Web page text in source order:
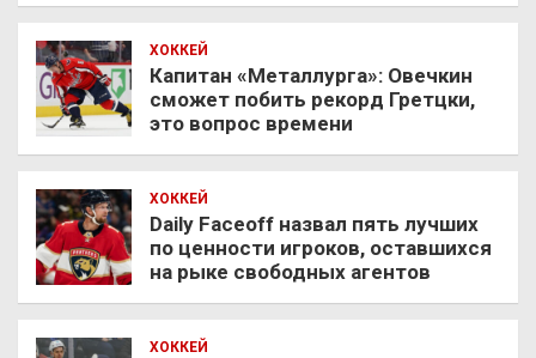
ХОККЕЙ
Капитан «Металлурга»: Овечкин
сможет побить рекорд Гретцки,
это вопрос времени
ХОККЕЙ
Daily Faceoff назвал пять лучших
по ценности игроков, оставшихся
на рыке свободных агентов
ХОККЕЙ